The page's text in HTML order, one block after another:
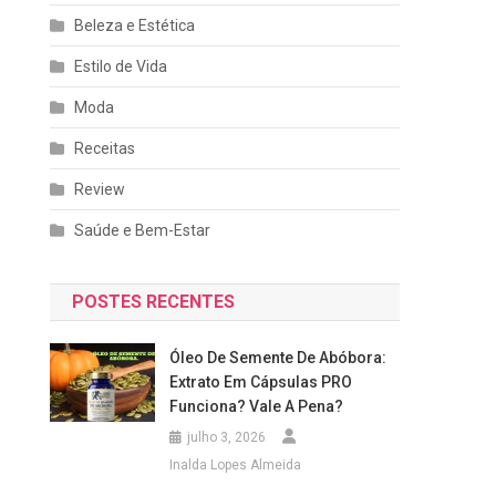
Beleza e Estética
Estilo de Vida
Moda
Receitas
Review
Saúde e Bem-Estar
POSTES RECENTES
Óleo De Semente De Abóbora:
Extrato Em Cápsulas PRO
Funciona? Vale A Pena?
julho 3, 2026
Inalda Lopes Almeida